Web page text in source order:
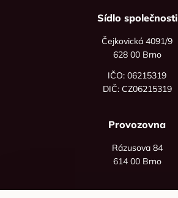
Sídlo společnosti
Čejkovická 4091/9
628 00 Brno
IČO: 06215319
DIČ: CZ06215319
Provozovna
Rázusova 84
614 00 Brno